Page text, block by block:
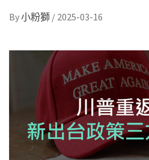
By小粉獅 / 2025-03-16